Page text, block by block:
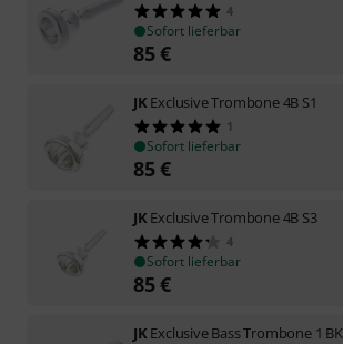
4
Sofort lieferbar
85€
JK Exclusive Trombone 4B S1
1
Sofort lieferbar
85€
JK Exclusive Trombone 4B S3
4
Sofort lieferbar
85€
JK Exclusive Bass Trombone 1 BK